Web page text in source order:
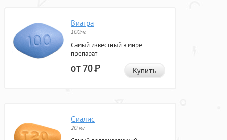
Виагра
100мг
Самый известный в мире
препарат
от 70Р Купить
Сиалис
20 мг